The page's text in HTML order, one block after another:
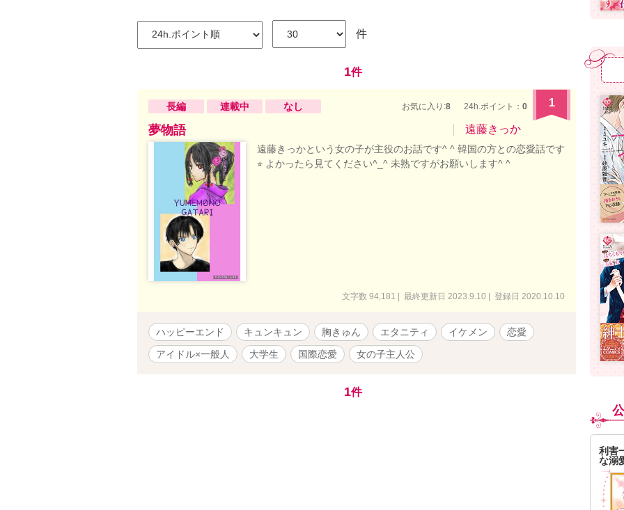
件
1件
長編 連載中 なし お気に入り:8 24h.ポイント： 0 1
夢物語 遠藤きっか
遠藤きっかという女の子が主役のお話です^ ^ 韓国の方との恋愛話です
⭐︎ よかったら見てください^_^ 未熟ですがお願いします^ ^
文字数 94,181 | 最終更新日 2023.9.10 | 登録日 2020.10.10
ハッピーエンド キュンキュン 胸きゅん エタニティ イケメン
恋愛
アイドル×一般人
大学生 国際恋愛 女の子主人公
1件
利害
な溺